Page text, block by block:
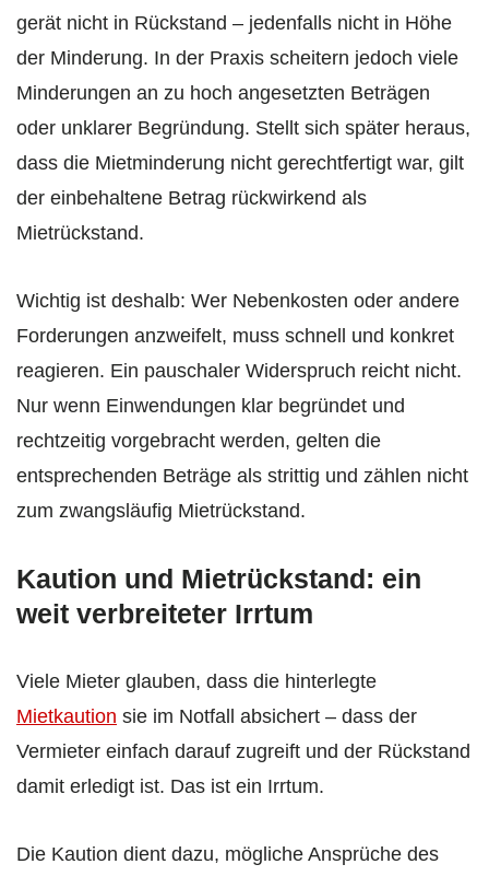
gerät nicht in Rückstand – jedenfalls nicht in Höhe
der Minderung. In der Praxis scheitern jedoch viele
Minderungen an zu hoch angesetzten Beträgen
oder unklarer Begründung. Stellt sich später heraus,
dass die Mietminderung nicht gerechtfertigt war, gilt
der einbehaltene Betrag rückwirkend als
Mietrückstand.
Wichtig ist deshalb: Wer Nebenkosten oder andere
Forderungen anzweifelt, muss schnell und konkret
reagieren. Ein pauschaler Widerspruch reicht nicht.
Nur wenn Einwendungen klar begründet und
rechtzeitig vorgebracht werden, gelten die
entsprechenden Beträge als strittig und zählen nicht
zum zwangsläufig Mietrückstand.
Kaution und Mietrückstand: ein
weit verbreiteter Irrtum
Viele Mieter glauben, dass die hinterlegte
Mietkaution sie im Notfall absichert – dass der
Vermieter einfach darauf zugreift und der Rückstand
damit erledigt ist. Das ist ein Irrtum.
Die Kaution dient dazu, mögliche Ansprüche des